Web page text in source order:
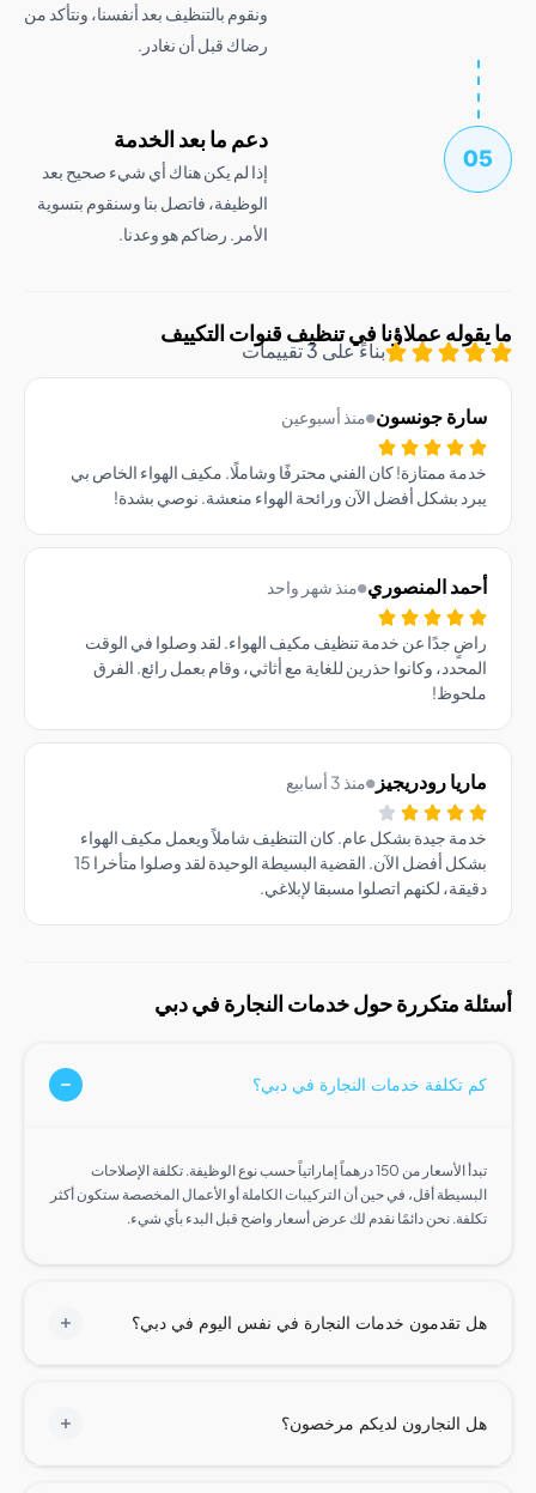
ونقوم بالتنظيف بعد أنفسنا، ونتأكد من
رضاك ​​قبل أن نغادر.
دعم ما بعد الخدمة
إذا لم يكن هناك أي شيء صحيح بعد
الوظيفة، فاتصل بنا وسنقوم بتسوية
الأمر. رضاكم هو وعدنا.
عملاؤنا في تنظيف قنوات التكييف
بناءً على 3 تقييمات
جونسون منذ أسبوعين
ممتازة! كان الفني محترفًا وشاملًا. مكيف الهواء الخاص بي
بشكل أفضل الآن ورائحة الهواء منعشة. نوصي بشدة!
المنصوري منذ شهر واحد
جدًا عن خدمة تنظيف مكيف الهواء. لقد وصلوا في الوقت
وكانوا حذرين للغاية مع أثاثي، وقام بعمل رائع. الفرق
رودريجيز منذ 3 أسابيع
جيدة بشكل عام. كان التنظيف شاملاً ويعمل مكيف الهواء
بشكل أفضل الآن. القضية البسيطة الوحيدة لقد وصلوا متأخرا 15
لكنهم اتصلوا مسبقا لإبلاغي.
متكررة حول خدمات النجارة في دبي
خدمات النجارة في دبي؟
تبدأ الأسعار من 150 درهماً إماراتياً حسب نوع الوظيفة. تكلفة الإصلاحات
أقل، في حين أن التركيبات الكاملة أو الأعمال المخصصة ستكون أكثر
نحن دائمًا نقدم لك عرض أسعار واضح قبل البدء بأي شيء.
تقدمون خدمات النجارة في نفس اليوم في دبي؟
النجارون لديكم مرخصون؟